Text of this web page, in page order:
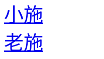
小施
老施